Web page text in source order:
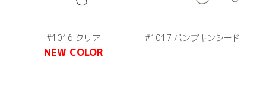
#1016 クリア
NEW COLOR
#1017 パンプキンシード